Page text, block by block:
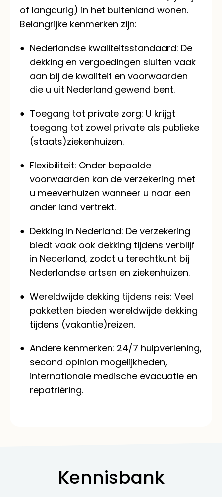
of langdurig) in het buitenland wonen.
Belangrijke kenmerken zijn:
Nederlandse kwaliteitsstandaard: De
dekking en vergoedingen sluiten vaak
aan bij de kwaliteit en voorwaarden
die u uit Nederland gewend bent.
Toegang tot private zorg: U krijgt
toegang tot zowel private als publieke
(staats)ziekenhuizen.
Flexibiliteit: Onder bepaalde
voorwaarden kan de verzekering met
u meeverhuizen wanneer u naar een
ander land vertrekt.
Dekking in Nederland: De verzekering
biedt vaak ook dekking tijdens verblijf
in Nederland, zodat u terechtkunt bij
Nederlandse artsen en ziekenhuizen.
Wereldwijde dekking tijdens reis: Veel
pakketten bieden wereldwijde dekking
tijdens (vakantie)reizen.
Andere kenmerken: 24/7 hulpverlening,
second opinion mogelijkheden,
internationale medische evacuatie en
repatriëring.
Kennisbank